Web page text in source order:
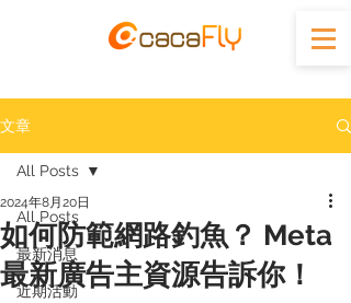
文章
All Posts
最新消息
近期活動
All Posts
如何防範網路釣魚？ Meta
最新廣告主資源告訴你！
2024年8月20日